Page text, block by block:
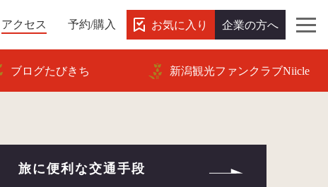
アクセス 予約/購入 お気に入り 企業の方へ
ブログたびきち 新潟観光ファンクラブNiicle
旅に便利な交通手段